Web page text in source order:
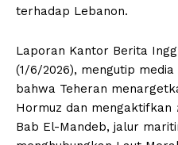
terhadap Lebanon.
Laporan Kantor Berita
(1/6/2026), mengutip
bahwa Teheran
Hormuz dan mengaktifkan
Bab El-Mandeb, jalur